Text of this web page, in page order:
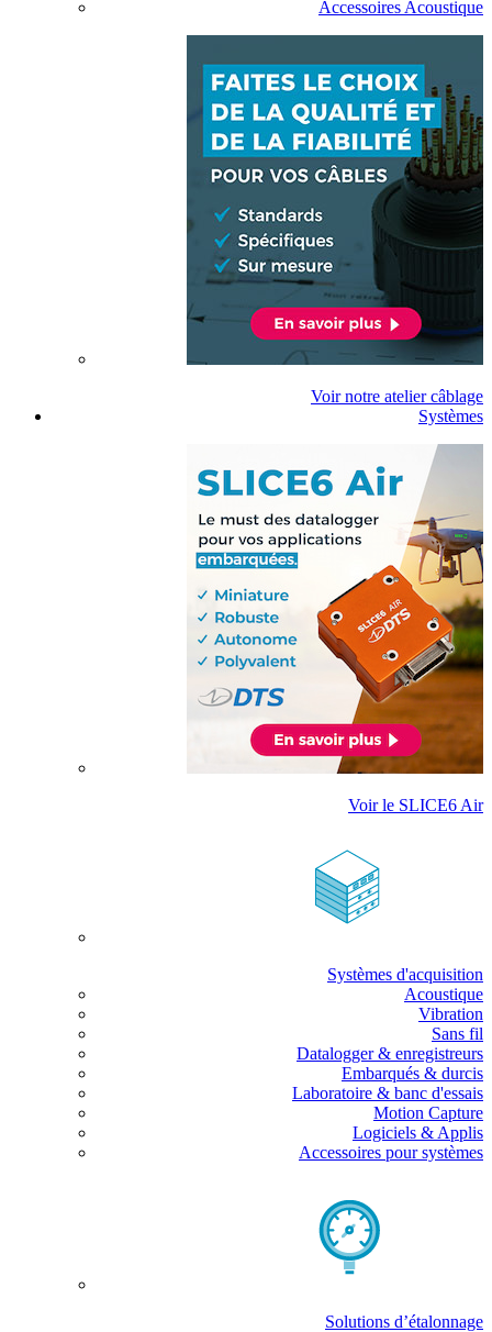
Accessoires Acoustique
Voir notre atelier câblage
Systèmes
Voir le SLICE6 Air
Systèmes d'acquisition
Acoustique
Vibration
Sans fil
Datalogger & enregistreurs
Embarqués & durcis
Laboratoire & banc d'essais
Motion Capture
Logiciels & Applis
Accessoires pour systèmes
Solutions d’étalonnage